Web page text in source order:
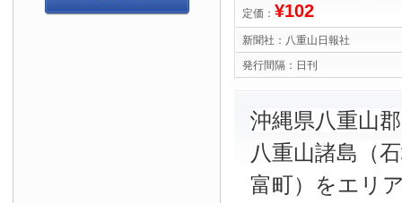
定価： ¥102
新聞社： 八重山日報社
発行間隔： 日刊
沖縄県八重山
八重山諸島（
富町）をエリ